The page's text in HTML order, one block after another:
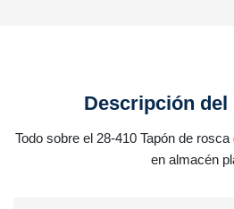
Descripción
Todo sobre el 28-410 Tapón de
en almacén